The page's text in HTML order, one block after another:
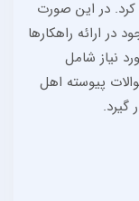
کرد. در این صورت
ارائه راهکارها
نیاز شامل
پیوسته اهل
گیرد.